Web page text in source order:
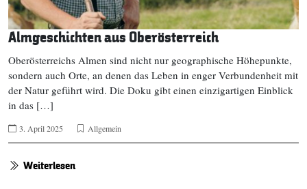
Almgeschichten aus Oberösterreich
Oberösterreichs Almen sind nicht nur geographische Höhepunkte,
sondern auch Orte, an denen das Leben in enger Verbundenheit mit
der Natur geführt wird. Die Doku gibt einen einzigartigen Einblick
in das […]
3. April 2025 Allgemein
Weiterlesen